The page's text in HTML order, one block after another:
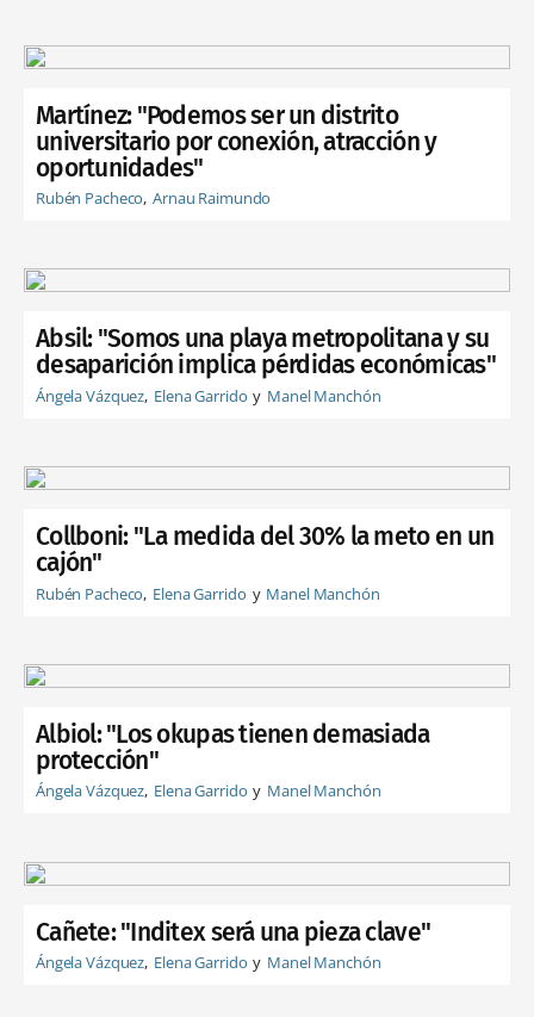
Martínez: "Podemos ser un distrito
universitario por conexión, atracción y
oportunidades"
Rubén Pacheco Arnau Raimundo
Absil: "Somos una playa metropolitana y su
desaparición implica pérdidas económicas"
Ángela Vázquez Elena Garrido Manel Manchón
Collboni: "La medida del 30% la meto en un
cajón"
Rubén Pacheco Elena Garrido Manel Manchón
Albiol: "Los okupas tienen demasiada
protección"
Ángela Vázquez Elena Garrido Manel Manchón
Cañete: "Inditex será una pieza clave"
Ángela Vázquez Elena Garrido Manel Manchón